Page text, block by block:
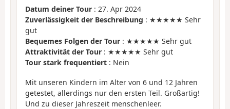
Datum deiner Tour : 27. Apr 2024
Zuverlässigkeit der Beschreibung : ★★★★★ Sehr
gut
Bequemes Folgen der Tour : ★★★★★ Sehr gut
Attraktivität der Tour : ★★★★★ Sehr gut
Tour stark frequentiert : Nein
Mit unseren Kindern im Alter von 6 und 12 Jahren
getestet, allerdings nur den ersten Teil. Großartig!
Und zu dieser Jahreszeit menschenleer.